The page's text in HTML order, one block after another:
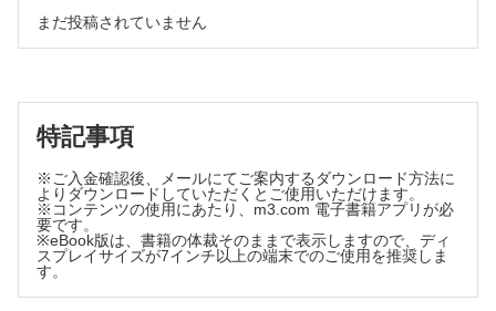
久留米大学医学部耳鼻咽喉科・頭頸部外科学講座／末吉 慎
太郎
島根大学医学部Acute Care Surgery講座／下条 芳秀
縊首・絞首
関西医科大学総合医療センター総合集中治療部／露無 景子
頸髄損傷 ─超早期手術介入と再生医療の融合
奈良県立医科大学救急医学講座／奥田 哲教 他
外傷性頸部症候群
関西医科大学附属病院救急医学科／尾上 敦規
連載
時をかける救急教授
まだ投稿されていません
特記事項
※ご入金確認後、メールにてご案内するダウンロード方法に
よりダウンロードしていただくとご使用いただけます。
※コンテンツの使用にあたり、m3.com 電子書籍アプリが必
要です。
※eBook版は、書籍の体裁そのままで表示しますので、ディ
スプレイサイズが7インチ以上の端末でのご使用を推奨しま
す。